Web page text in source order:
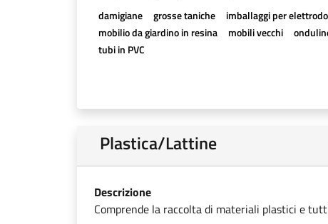
damigiane grosse taniche imballaggi per
mobilio da giardino in resina
mobili vecchi
tubi in PVC
Plastica/Lattine
Descrizione
Comprende la raccolta di materiali plastici e